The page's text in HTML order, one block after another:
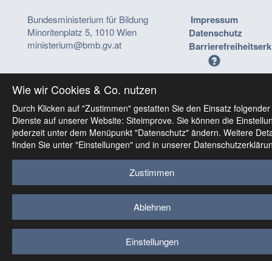
Bundesministerium für Bildung
Minoritenplatz 5, 1010 Wien
ministerium@bmb.gv.at
Impressum
Datenschutz
Wie wir Cookies & Co. nutzen
Durch Klicken auf "Zustimmen" gestatten Sie den Einsatz folgender
Dienste auf unserer Website: Siteimprove. Sie können die
jederzeit unter dem Menüpunkt "Datenschutz" ändern. Weitere
finden Sie unter "Einstellungen" und in unserer
Zustimmen
Ablehnen
Einstellungen